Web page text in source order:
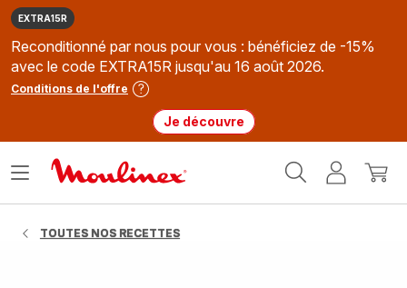
EXTRA15R
Reconditionné par nous pour vous : bénéficiez de -15%
avec le code EXTRA15R jusqu'au 16 août 2026.
Conditions de l'offre
Je découvre
MonMon
Ouvrir
TOUTES NOS RECETTES